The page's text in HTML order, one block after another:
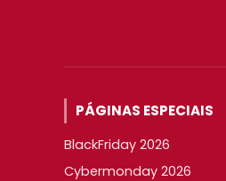
PÁGINAS ESPECIAIS
BlackFriday 2026
Cybermonday 2026